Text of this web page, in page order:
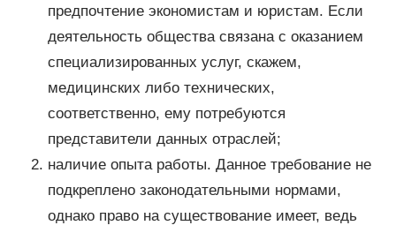
предпочтение экономистам и юристам. Если
деятельность общества связана с оказанием
специализированных услуг, скажем,
медицинских либо технических,
соответственно, ему потребуются
представители данных отраслей;
наличие опыта работы. Данное требование не
подкреплено законодательными нормами,
однако право на существование имеет, ведь